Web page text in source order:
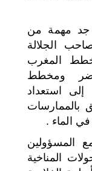
جد مهمة من
الجلالة
المغرب
ومخطط
إلى استعداد
بالممارسات
الماء .
المسؤولين
المناخية